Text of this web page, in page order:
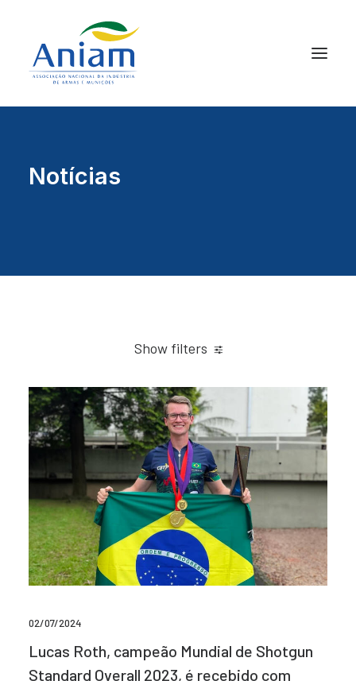
Notícias
Show filters
02/07/2024
Lucas Roth, campeão Mundial de Shotgun
Standard Overall 2023, é recebido com